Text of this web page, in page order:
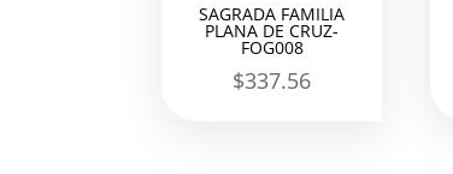
SAGRADA FAMILIA
PLANA DE CRUZ-
FOG008
$337.56